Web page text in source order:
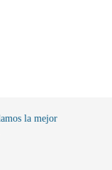
la mejor